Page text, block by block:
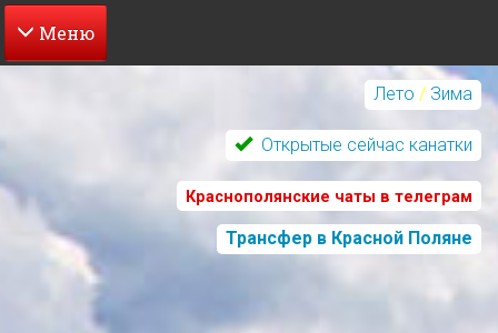
Перейти
содержанию
Лето / Зима
Открытые сейчас канатки
Краснополянские чаты в телеграм
Трансфер в Красной Поляне